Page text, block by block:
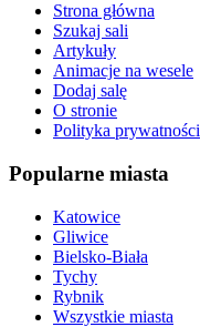
Strona główna
Szukaj sali
Artykuły
Animacje na wesele
Dodaj salę
O stronie
Polityka prywatności
Popularne miasta
Katowice
Gliwice
Bielsko-Biała
Tychy
Rybnik
Wszystkie miasta